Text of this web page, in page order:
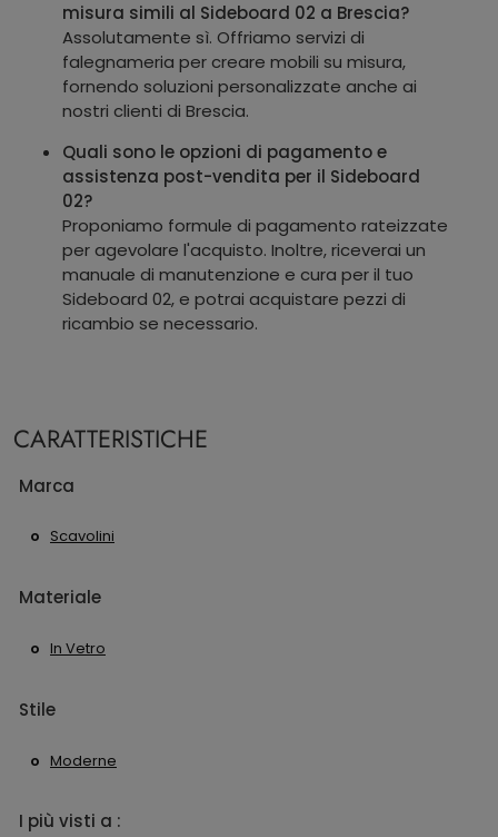
misura simili al Sideboard 02 a Brescia?
Assolutamente sì. Offriamo servizi di
falegnameria per creare mobili su misura,
fornendo soluzioni personalizzate anche ai
nostri clienti di Brescia.
Quali sono le opzioni di pagamento e
assistenza post-vendita per il Sideboard
02?
Proponiamo formule di pagamento rateizzate
per agevolare l'acquisto. Inoltre, riceverai un
manuale di manutenzione e cura per il tuo
Sideboard 02, e potrai acquistare pezzi di
ricambio se necessario.
CARATTERISTICHE
Marca
Scavolini
Materiale
In Vetro
Stile
Moderne
I più visti a :